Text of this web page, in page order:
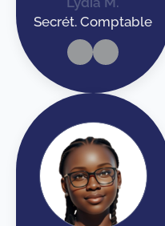
Secrét. Comptable